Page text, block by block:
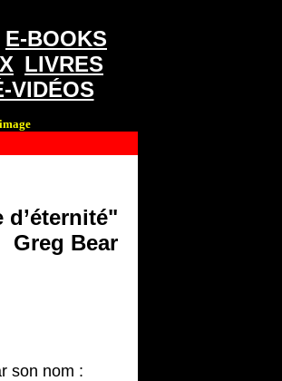
E-BOOKS
LIVRES
VIDÉOS
d’éternité"
Greg Bear
son nom :